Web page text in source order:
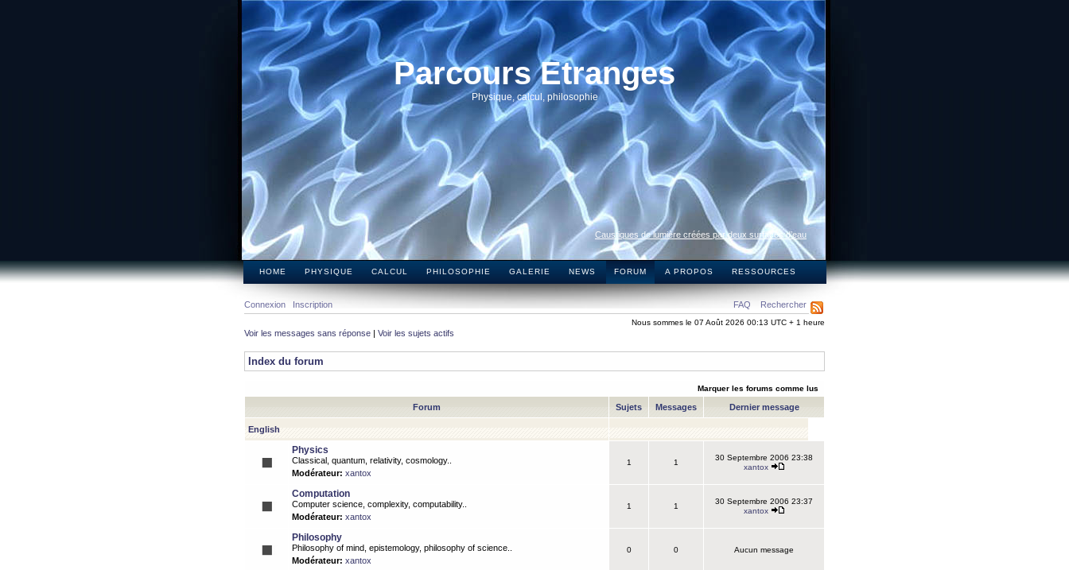
Parcours Etranges
Physique, calcul, philosophie
Caustiques de lumière créées par deux surfaces d’eau
HOME PHYSIQUE CALCUL PHILOSOPHIE GALERIE NEWS FORUM A PROPOS RESSOURCES
FAQ Rechercher
Connexion Inscription
Nous sommes le 07 Août 2026 00:13 UTC + 1 heure
Voir les messages sans réponse | Voir les sujets actifs
Index du forum
Marquer les forums comme lus
Forum Sujets Messages Dernier message
English
Physics
Classical, quantum, relativity, cosmology..
Modérateur: xantox
1 1
30 Septembre 2006 23:38
xantox
Computation
Computer science, complexity, computability..
Modérateur: xantox
1 1
30 Septembre 2006 23:37
xantox
Philosophy
Philosophy of mind, epistemology, philosophy of science..
Modérateur: xantox
0 0 Aucun message